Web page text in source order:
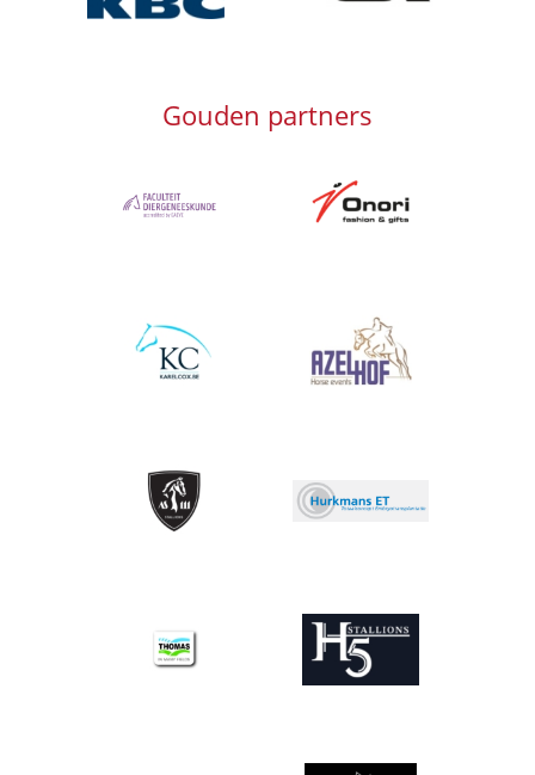
Gouden partners
Afbeelding Afbeelding
Afbeelding Afbeelding
Afbeelding
Afbeelding
Afbeelding